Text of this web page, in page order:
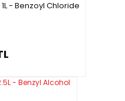
- Benzoyl Chloride